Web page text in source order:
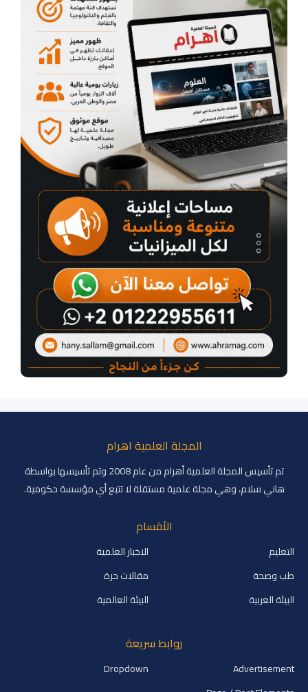
المجلة العلمية اهرام
تم تأسيس المجلة العلمية أهرام من عام 2008 وتم تأسيسها بواسطة
هاني سلام، وهي مجلة علمية مستقلة لا تتبع أي مؤسسة حكومية.
الأقسام
التعليم
الاخبار العلمية
طب وصحة
مقالات حرة
البيئة العربية
البيئة العالمية
روابط سريعة
Advertisement
Dropdown